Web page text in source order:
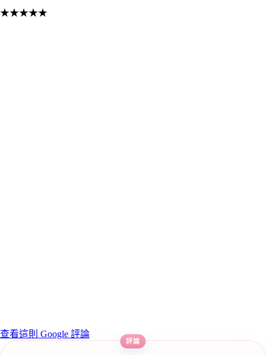
★★★★★
查看這則 Google 評論